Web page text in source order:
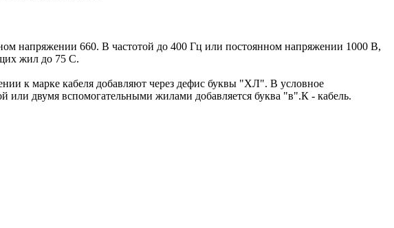
напряжении 660. В частотой до 400 Гц или постоянном напряжении 1000 В,
жил до 75 С.
к марке кабеля добавляют через дефис буквы "ХЛ". В условное
двумя вспомогательными жилами добавляется буква "в".К - кабель.